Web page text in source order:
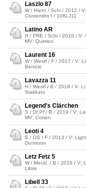
Laszlo 87
W / Hann / Schi / 2012 /
Contendro I / 108LJ11
Latino AR
H / PRE / Schi / 2010 / V:
MV: Quimico
Laurent 16
W / Westf / F / 2017 / V:
Benicio
Lavazza 11
H / Westf / B / 2019 / V:
Stakkato
Legend's Clärchen
S / Dt.Pf / B / 2019 / V:
MV: Conen
Leoti 4
S / OS / F / 2013 / V:
Duntroon
Letz Fetz 5
W / Meckl. / B / 2016 / V:
Libris
Libell 33